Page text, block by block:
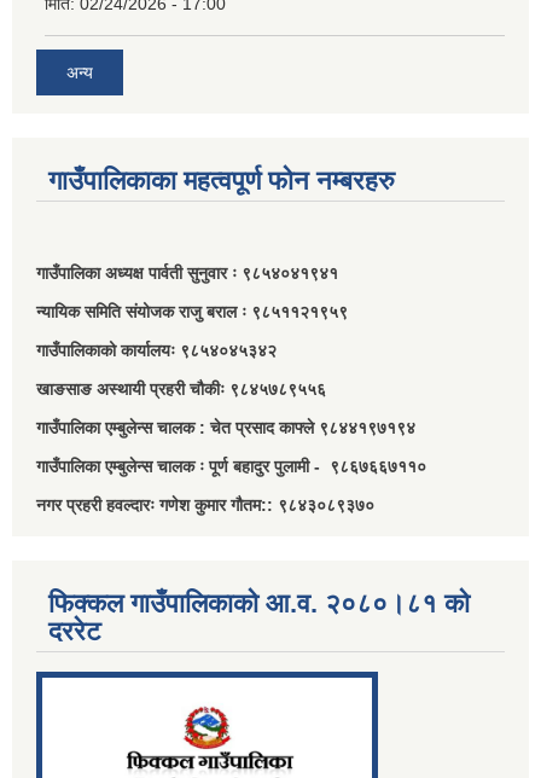
मिति: 02/24/2026 - 17:00
अन्य
गाउँपालिकाका महत्वपूर्ण फोन नम्बरहरु
गाउँपालिका अध्यक्ष पार्वती सुनुवार ः ९८५४०४१९४१
न्यायिक समिति संयोजक राजु बराल ः ९८५११२१९५९
गाउँपालिकाको कार्यालयः ९८५४०४५३४२
खाङसाङ अस्थायी प्रहरी चौकीः ९८४५७८९५५६
गाउँपालिका एम्बुलेन्स चालक : चेत प्रसाद काफ्ले ९८४४१९७१९४
गाउँपालिका एम्बुलेन्स चालक ः पूर्ण बहादुर पुलामी - ९८६७६६७११०
नगर प्रहरी हवल्दारः गणेश कुमार गौतम:: ९८४३०८९३७०
फिक्कल गाउँपालिकाको आ.व. २०८०।८१ को
दररेट